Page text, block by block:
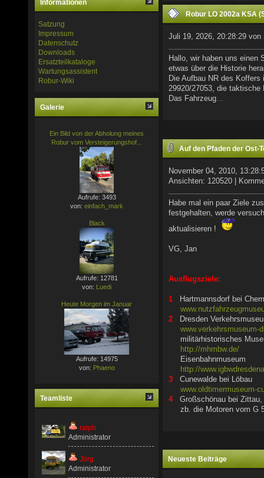
Informationen
Satzung
Impressum
Datenschutz
Downloads
Ersatzteilkataloge
Wartungsassistent
Robur-Wiki
Galerie
Ein Bild von der Abholung meines
Robur vom Versteigerungshof...
Aufrufe: 3493
von: einfach_mark
Black
Aufrufe: 12781
von: Luedi
Heute Morgen im Januar
Aufrufe: 14975
von: Phaeno
Teamliste
ralph
Administrator
Jörg
Administrator
Robur LO 2002a KSA
Juli 19, 2026, 20:28:29 von
Hallo, wir haben uns einen
etwas über die Historie
Die Aufbau NR des
29920/27053, die taktische
Das Fahrzeug...
Auf den Pfaden der Ost-
November 04, 2010,
Ansichten: 120520 |
Habe mal ein paar Ziele
festgehalten, werde
aktualisieren !
VG, Jan
Ausflugsziele:
1Hartmannsdorf bei
2Dresden
www.verkehrsmuseum-
militärhistorisches
http://mhmbw.de/
Eisenbahnmuseum
http://
3Cunewalde bei Löbau
www.oldtimermuseum-
4Großschönau bei Zittau,
zb. die Motoren vom G
Neueste Beiträge